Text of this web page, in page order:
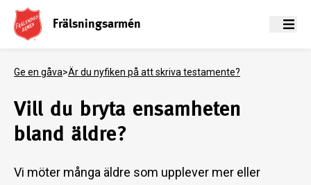
Frälsningsarmén Meny
Ge en gåva>Är du nyfiken på att skriva testamente?
Vill du bryta ensamheten
bland äldre?
Vi möter många äldre som upplever mer eller